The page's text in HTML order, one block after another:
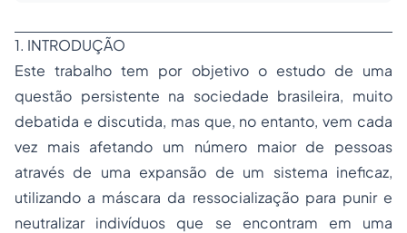
1. INTRODUÇÃO
Este trabalho tem por objetivo o estudo de uma
questão persistente na sociedade brasileira, muito
debatida e discutida, mas que, no entanto, vem cada
vez mais afetando um número maior de pessoas
através de uma expansão de um sistema ineficaz,
utilizando a máscara da ressocialização para punir e
neutralizar indivíduos que se encontram em uma